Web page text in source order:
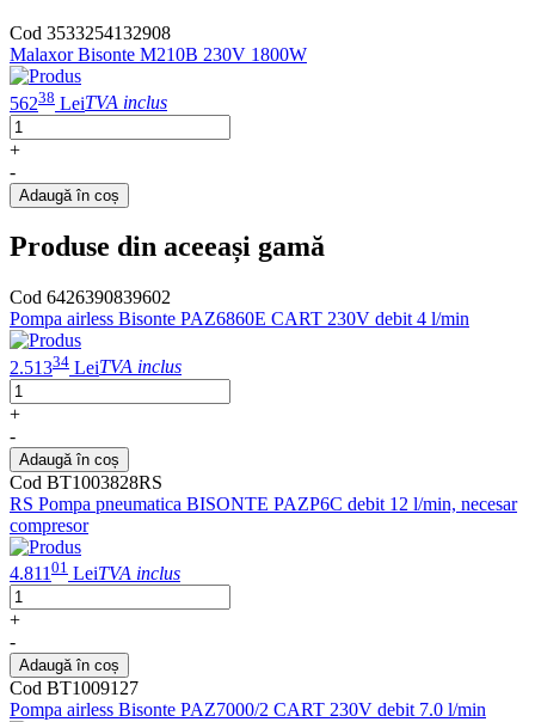
Cod 3533254132908
Malaxor Bisonte M210B 230V 1800W
56238 LeiTVA inclus
+
-
Adaugă în coș
Produse din aceeași gamă
Cod 6426390839602
Pompa airless Bisonte PAZ6860E CART 230V debit 4 l/min
2.51334 LeiTVA inclus
+
-
Adaugă în coș
Cod BT1003828RS
RS Pompa pneumatica BISONTE PAZP6C debit 12 l/min, necesar
compresor
4.811 01 LeiTVA inclus
+
-
Adaugă în coș
Cod BT1009127
Pompa airless Bisonte PAZ7000/2 CART 230V debit 7.0 l/min